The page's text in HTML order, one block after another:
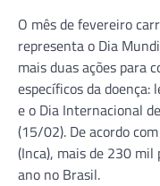
O mês de fevereiro
representa o Dia
mais duas ações para
específicos da doença:
e o Dia Internacional
(15/02). De acordo
(Inca), mais de 230
ano no Brasil.